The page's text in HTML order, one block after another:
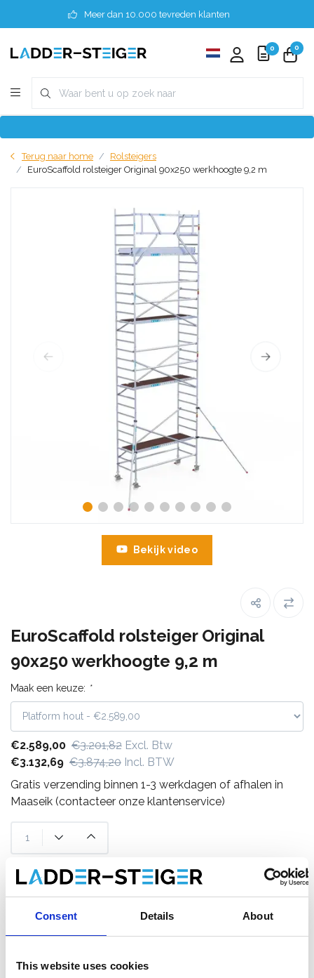
Consent Details About
This website uses cookies
Meer dan 10.000 tevreden klanten
0 0
Terug naar home
Rolsteigers
EuroScaffold rolsteiger Original 90x250 werkhoogte 9,2 m
Bekijk video
EuroScaffold rolsteiger Original
90x250 werkhoogte 9,2 m
Maak een keuze: *
€2.589,00 €3.201,82 Excl. Btw
€3.132,69 €3.874,20 Incl. BTW
Gratis verzending binnen 1-3 werkdagen of afhalen in
Maaseik (contacteer onze klantenservice)
Toevoegen aan winkelwagen
Toevoegen aan offerte